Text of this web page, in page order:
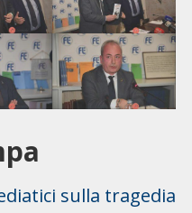
sulla tragedia